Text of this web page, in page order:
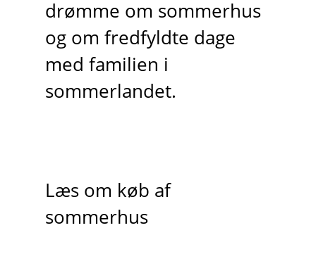
drømme om sommerhus
og om fredfyldte dage
med familien i
sommerlandet.
Læs om køb af
sommerhus